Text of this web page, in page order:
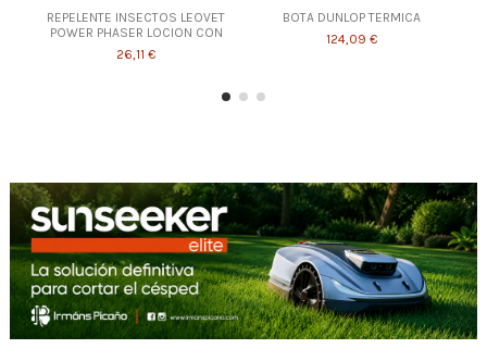
REPELENTE INSECTOS LEOVET
POWER PHASER LOCION CON
26,11 €
BOTA DUNLOP TERMICA
124,09 €